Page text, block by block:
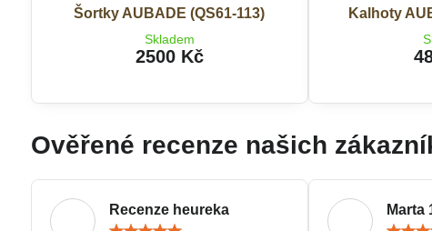
Šortky AUBADE (QS61-113)
Skladem
2500 Kč
Kalhoty
Ověřené recenze našich
Recenze heureka
Marta